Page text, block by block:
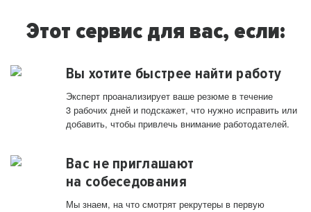
Этот сервис для вас, если:
Вы хотите быстрее найти работу
Эксперт проанализирует ваше резюме в течение
3 рабочих дней и подскажет, что нужно исправить или
добавить, чтобы привлечь внимание работодателей.
Вас не приглашают
на собеседования
Мы знаем, на что смотрят рекрутеры в первую